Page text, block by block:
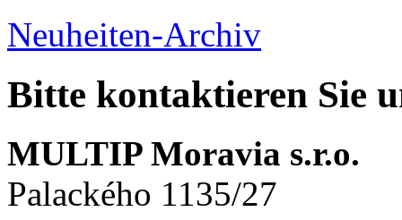
Neuheiten-Archiv
Bitte kontaktieren Sie
MULTIP Moravia s.r.o.
Palackého 1135/27